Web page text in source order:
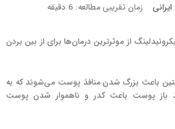
زمان تقریبی مطالعه: 6 دقیقه
از موثرترین درمان‌ها برای از بین بردن
باعث بزرگ شدن منافذ پوست می‌شوند که به
باز پوست باعث کدر و ناهموار شدن پوست